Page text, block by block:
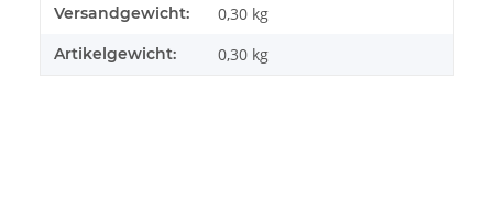
Produkteigenschaft
Wert
Versandgewicht: 0,30 kg
Artikelgewicht: 0,30 kg